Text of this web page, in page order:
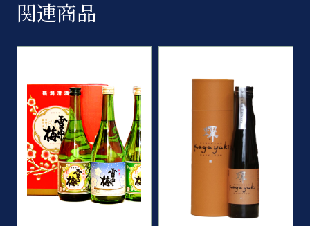
関連商品